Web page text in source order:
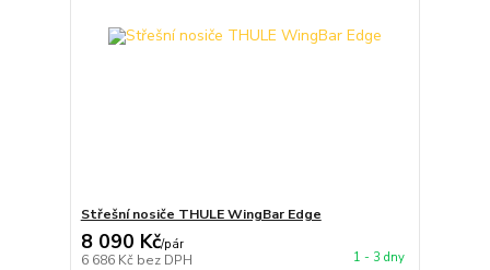
Střešní nosiče THULE WingBar Edge
8 090 Kč/pár
6 686 Kč bez DPH 1 - 3 dny